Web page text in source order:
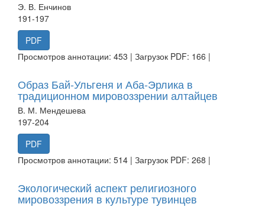
Э. В. Енчинов
191-197
PDF
Просмотров аннотации: 453 | Загрузок PDF: 166 |
Образ Бай-Ульгеня и Аба-Эрлика в
традиционном мировоззрении алтайцев
В. М. Мендешева
197-204
PDF
Просмотров аннотации: 514 | Загрузок PDF: 268 |
Экологический аспект религиозного
мировоззрения в культуре тувинцев